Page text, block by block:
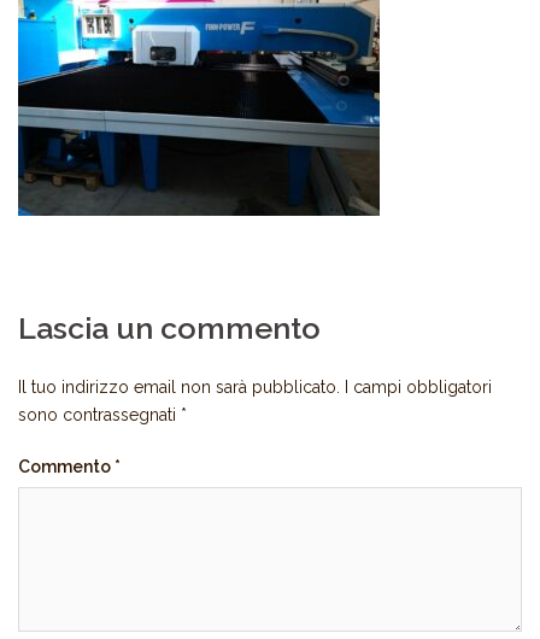
Lascia un commento
Il tuo indirizzo email non sarà pubblicato.
I campi obbligatori
sono contrassegnati *
Commento *